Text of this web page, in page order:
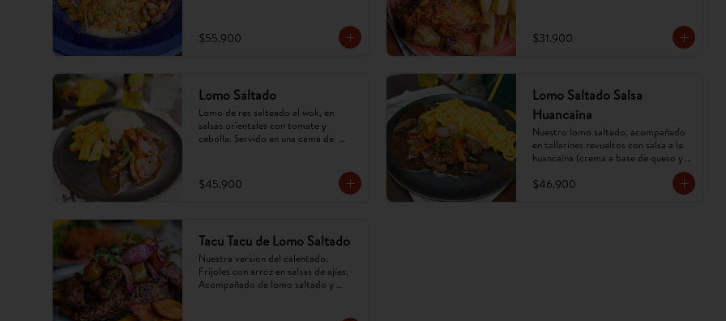
$55.900 $31.900
Lomo Saltado
Lomo de res salteado al wok, en
salsas orientales con tomate y
cebolla. Servido en una cama de
$45.900
Lomo Saltado Salsa
Huancaína
Nuestro lomo saltado, acompañado
en tallarines revueltos con salsa a la
huancaína (crema a base de queso y
puede cambiar).
$46.900
Tacu Tacu de Lomo Saltado
Nuestra version del calentado.
Frijoles con arroz en salsas de ajíes.
Acompañado de lomo saltado y